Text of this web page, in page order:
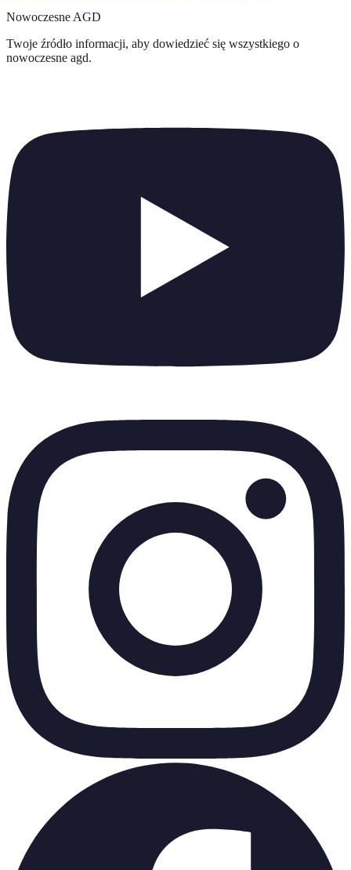
Nowoczesne AGD
Twoje źródło informacji, aby dowiedzieć się wszystkiego o
nowoczesne agd.